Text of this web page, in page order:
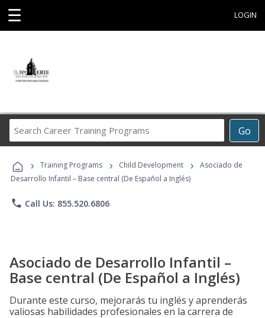
☰ LOGIN
Go
Career
Programs
› Training Programs › Child Development ›
Asociado de
Desarrollo Infantil – Base central (De Español a Inglés)
phone Call Us: 855.520.6806
Asociado de Desarrollo Infantil –
Base central (De Español a Inglés)
Durante este curso, mejorarás tu inglés y aprenderás
valiosas habilidades profesionales en la carrera de